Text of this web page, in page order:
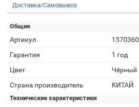
Доставка/Самовывоз
Общие
Артикул
1570360
Гарантия
1 год
Цвет
Чёрный
Страна производитель
КИТАЙ
Технические характеристики